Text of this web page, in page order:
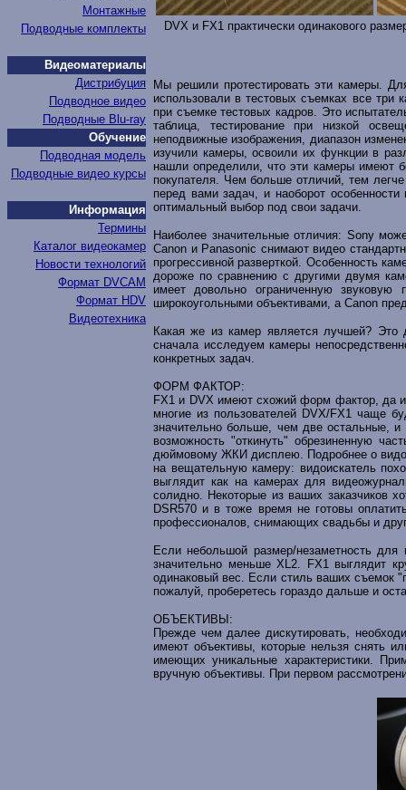
Монтажные
Подводные комплекты
Видеоматериалы
Дистрибуция
Подводное видео
Подводные Blu-ray
Обучение
Подводная модель
Подводные видео курсы
Информация
Термины
Каталог видеокамер
Новости технологий
Формат DVCAM
Формат HDV
Видеотехника
DVX и FX1 практически одинакового
Мы решили протестировать эти камеры.
использовали в тестовых съемках все три
при съемке тестовых кадров. Это
таблица, тестирование при низкой
неподвижные изображения, диапазон
изучили камеры, освоили их функции в
нашли определили, что эти камеры имеют
покупателя. Чем больше отличий, тем
перед вами задач, и наоборот
оптимальный выбор под свои задачи.
Наиболее значительные отличия: Sony
Canon и Panasonic снимают видео
прогрессивной разверткой. Особенность
дороже по сравнению с другими двумя
имеет довольно ограниченную
широкоугольными объективами, а Canon
Какая же из камер является лучшей? Это
сначала исследуем камеры
конкретных задач.
ФОРМ ФАКТОР:
FX1 и DVX имеют схожий форм фактор, да
многие из пользователей DVX/FX1 чаще
значительно больше, чем две остальные,
возможность "откинуть" обрезиненную
дюймовому ЖКИ дисплею. Подробнее о
на вещательную камеру: видоискатель
выглядит как на камерах для
солидно. Некоторые из ваших заказчиков
DSR570 и в тоже время не готовы
профессионалов, снимающих свадьбы и
Если небольшой размер/незаметность
значительно меньше XL2. FX1 выглядит
одинаковый вес. Если стиль ваших съемок
пожалуй, проберетесь гораздо дальше и
ОБЪЕКТИВЫ:
Прежде чем далее дискутировать,
имеют объективы, которые нельзя снять
имеющих уникальные характеристики.
вручную объективы. При первом